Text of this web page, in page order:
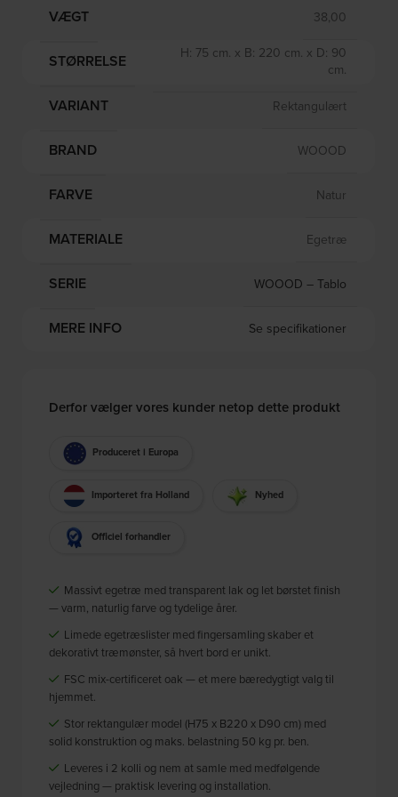
VÆGT 38,00
STØRRELSE
H: 75 cm. x B: 220 cm. x D: 90
cm.
VARIANT Rektangulært
BRAND WOOOD
FARVE Natur
MATERIALE Egetræ
SERIE WOOOD – Tablo
MERE INFO Se specifikationer
Derfor vælger vores kunder netop dette produkt
Produceret i Europa
Importeret fra Holland Nyhed
Officiel forhandler
Massivt egetræ med transparent lak og let børstet finish
— varm, naturlig farve og tydelige årer.
Limede egetræslister med fingersamling skaber et
dekorativt træmønster, så hvert bord er unikt.
FSC mix-certificeret oak — et mere bæredygtigt valg til
hjemmet.
Stor rektangulær model (H75 x B220 x D90 cm) med
solid konstruktion og maks. belastning 50 kg pr. ben.
Leveres i 2 kolli og nem at samle med medfølgende
vejledning — praktisk levering og installation.